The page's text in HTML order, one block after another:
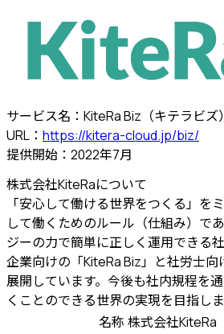
サービス名：KiteRa Biz（キテラビズ）
URL： https://kitera-cloud.jp/biz/
提供開始：2022年7月
株式会社KiteRaについて
「安心して働ける世界をつくる」を
して働くためのルール（仕組み）で
ジーの力で簡単に正しく運用できる
企業向けの「KiteRa Biz」と社労士向
展開しています。今後も社内規程を
くことのできる世界の実現を目指しま
名称 株式会社KiteRa